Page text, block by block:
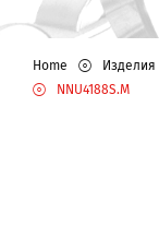
Home Изделия
NNU4188S.M